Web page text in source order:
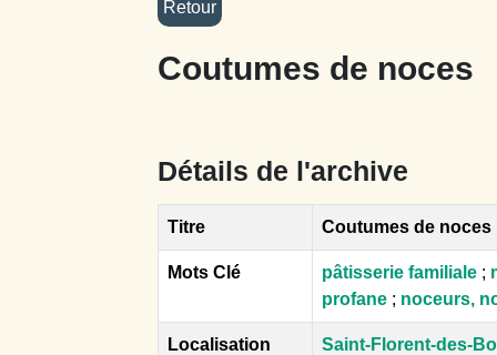
Coutumes de noces
Détails de l'archive
Titre Coutumes de noces
Mots Clé pâtisserie familiale ;
profane ; noceurs,
Localisation
Saint-Florent-des-